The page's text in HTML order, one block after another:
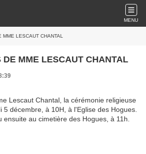
MENU
LESCAUT CHANTAL
DE MME LESCAUT CHANTAL
Lescaut Chantal, la cérémonie religieuse
5 décembre, à 10H, à l'Eglise des Hogues.
ensuite au cimetière des Hogues, à 11h.